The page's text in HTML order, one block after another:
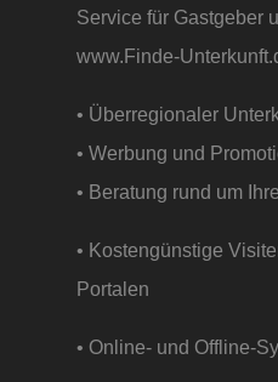
Service für Gastgeber
www.Finde-
• Überregionaler
• Werbung und
• Beratung rund um
• Kostengünstige
Portalen
• Online- und Offline-